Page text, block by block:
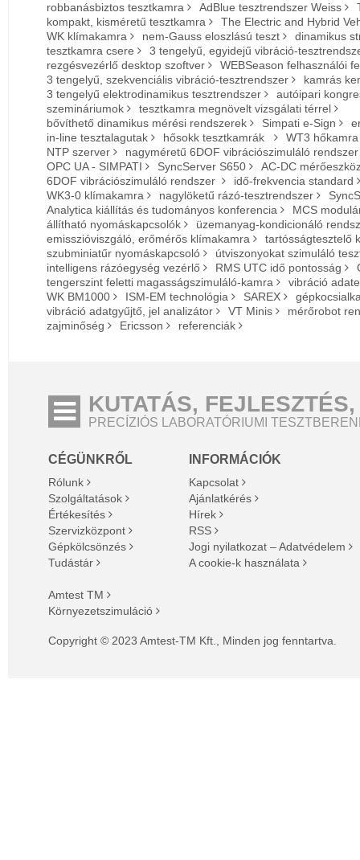
robbanásbiztos tesztkamra
AdBlue tesztrendszer Weiss
kompakt, kisméretű tesztkamra
The Electric and Hybrid
WK klímakamra
nem-Gauss eloszlású teszt
dinamikus
tesztkamra csere
3 tengelyű, egyidejű vibráció-
rezgésvezérlő desktop szoftver
WEBSeason felhasználói
3 tengelyű, szekvenciális vibráció-tesztrendszer
kamrás
3 tengelyű elektrodinamikus tesztrendszer
autóipari
szemináriumok
tesztkamra megnövelt vizsgálati térrel
bővíthető dinamikus mérési rendszerek
Simpati e-Sign
in-line tesztalagutak
hősokk tesztkamrák
WT3 hőkamra
NTP szerver
nagyméretű 6DOF vibrációszimuláló rendszer
OPC UA - SIMPATI
SyncServer S650
AC-DC
6DOF vibrációszimuláló rendszer
idő-frekvencia standard
WK3-0 klímakamra
nagylöketű rázó-tesztrendszer
Analytica kiállítás és tudományos konferencia
MCS
állítható nyomáskapcsolók
üzemanyag-kondicionáló
emisszióviszgáló, erőmérős klímakamra
tartósságtesztelő
szubminiatűr nyomáskapcsoló
útviszonyokat szimuláló
intelligens rázóegység vezérlő
RMS UTC idő pontosság
tengerszint feletti magasságszimuláló-kamra
vibráció
WK BM1000
ISM-EM technológia SAREX
vibráció adatgyűjtő, jel analizátor
VT Minis
mérőrobot
zajminőség
Ericsson referenciák
KUTATÁS,
PRECÍZIÓS LABORATÓRIUMI
CÉGÜNKRŐL
Rólunk
Szolgáltatások
Értékesítés
Szervizközpont
Gépkölcsönzés
Tudástár
Amtest TM
Környezetszimuláció
INFORMÁCIÓK
Kapcsolat
Ajánlatkérés
Hírek
RSS
Jogi nyilatkozat – Adatvédelem
A cookie-k használata
Copyright © 2023 Amtest-TM Kft., Minden jog fenntartva.